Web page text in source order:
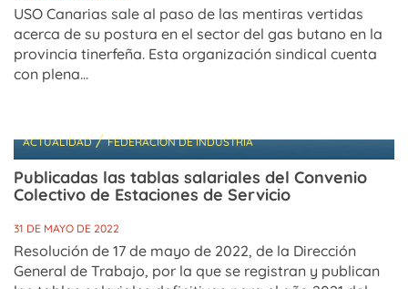
USO Canarias sale al paso de las mentiras vertidas
acerca de su postura en el sector del gas butano en la
provincia tinerfeña. Esta organización sindical cuenta
con plena...
ACTUALIDAD/FEDERACIÓN DE INDUSTRIA
Publicadas las tablas salariales del Convenio
Colectivo de Estaciones de Servicio
31 DE MAYO DE 2022
Resolución de 17 de mayo de 2022, de la Dirección
General de Trabajo, por la que se registran y publican